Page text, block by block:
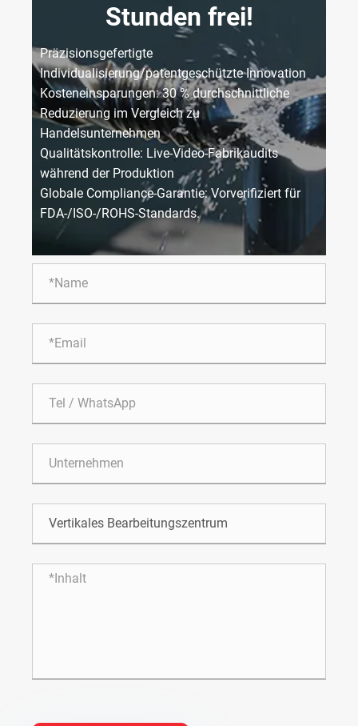
Stunden frei!
Präzisionsgefertigte
Individualisierung/patentgeschützte Innovation
Kosteneinsparungen: 30 % durchschnittliche
Reduzierung im Vergleich zu
Handelsunternehmen
Qualitätskontrolle: Live-Video-Fabrikaudits
während der Produktion
Globale Compliance-Garantie: Vorverifiziert für
FDA-/ISO-/ROHS-Standards.